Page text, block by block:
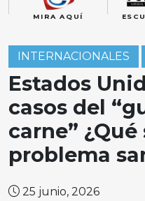
MIRA AQUÍ
INTERNACIONALES
Estados
casos del
carne”
problema
25 junio, 2026